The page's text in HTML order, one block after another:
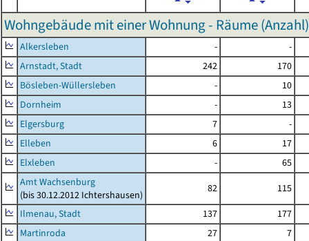
Wohngebäude mit einer Wohnung - Räume (Anzahl)
Alkersleben - -
Arnstadt, Stadt
242 170
Bösleben-Wüllersleben
- 10
Dornheim
- 13
Elgersburg
7 -
Elleben
6 17
Elxleben
- 65
Amt Wachsenburg
(bis 30.12.2012 Ichtershausen)
82 115
Ilmenau, Stadt
137 177
Martinroda
27 7